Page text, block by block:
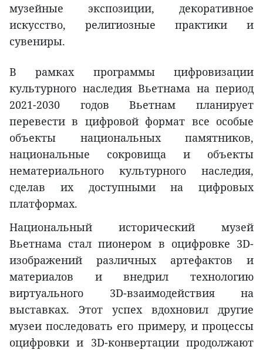
музейные экспозиции, декоративное
искусство, религиозные практики и
сувениры.
В рамках программы цифровизации
культурного наследия Вьетнама на период
2021-2030 годов Вьетнам планирует
перевести в цифровой формат все особые
объекты национальных памятников,
национальные сокровища и объекты
нематериального культурного наследия,
сделав их доступными на цифровых
платформах.
Национальный исторический музей
Вьетнама стал пионером в оцифровке 3D-
изображений различных артефактов и
материалов и внедрил технологию
виртуального 3D-взаимодействия на
выставках. Этот успех вдохновил другие
музеи последовать его примеру, и процессы
оцифровки и 3D-конвертации продолжают